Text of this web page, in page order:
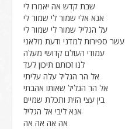
שבת קדש אה יאמרו לי
אנא אלי שמור לי שמור לי
על הגליל שמור לי שמור לי
עשר ספירות למדני ודעת מלאני
עמודי העולם קדושי מעלה
לנו זכותם תיכון לעד
אל הר הגליל עלה עליתי
אל הר הגליל שאותו אהבתי
בין עצי הזית ותכלת שמיים
אנא ליבי אל הגליל
אה אה אה אה